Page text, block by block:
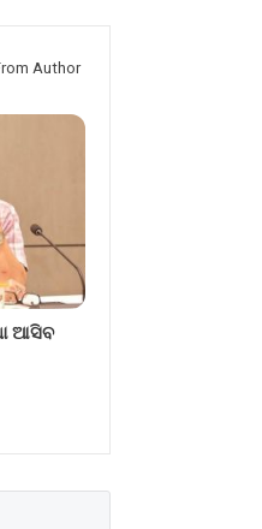
Author
ଆସିବ